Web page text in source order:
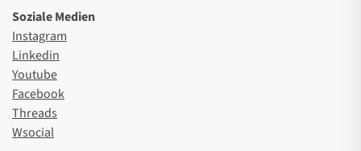
Soziale Medien
Instagram
Linkedin
Youtube
Facebook
Threads
Wsocial